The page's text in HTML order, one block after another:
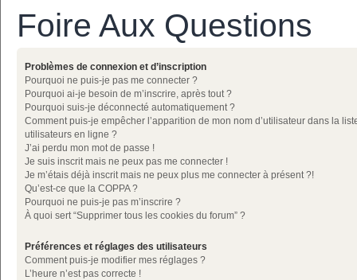
Foire Aux Questions
Problèmes de connexion et d’inscription
Pourquoi ne puis-je pas me connecter ?
Pourquoi ai-je besoin de m’inscrire, après tout ?
Pourquoi suis-je déconnecté automatiquement ?
Comment puis-je empêcher l’apparition de mon nom d’utilisateur dans la
utilisateurs en ligne ?
J’ai perdu mon mot de passe !
Je suis inscrit mais ne peux pas me connecter !
Je m’étais déjà inscrit mais ne peux plus me connecter à présent ?!
Qu’est-ce que la COPPA ?
Pourquoi ne puis-je pas m’inscrire ?
À quoi sert “Supprimer tous les cookies du forum” ?
Préférences et réglages des utilisateurs
Comment puis-je modifier mes réglages ?
L’heure n’est pas correcte !